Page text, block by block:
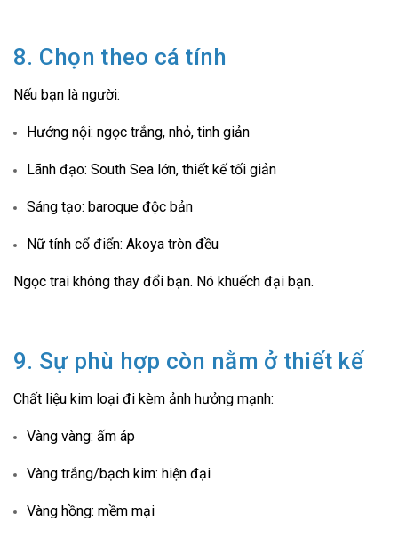
8. Chọn theo cá tính
Nếu bạn là người:
Hướng nội: ngọc trắng, nhỏ, tinh giản
Lãnh đạo: South Sea lớn, thiết kế tối giản
Sáng tạo: baroque độc bản
Nữ tính cổ điển: Akoya tròn đều
Ngọc trai không thay đổi bạn. Nó khuếch đại bạn.
9. Sự phù hợp còn nằm ở thiết kế
Chất liệu kim loại đi kèm ảnh hưởng mạnh:
Vàng vàng: ấm áp
Vàng trắng/bạch kim: hiện đại
Vàng hồng: mềm mại